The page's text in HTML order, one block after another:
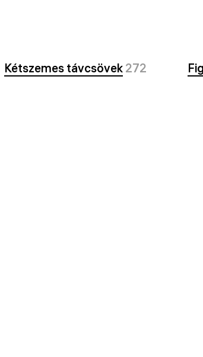
Kétszemes távcsövek 272